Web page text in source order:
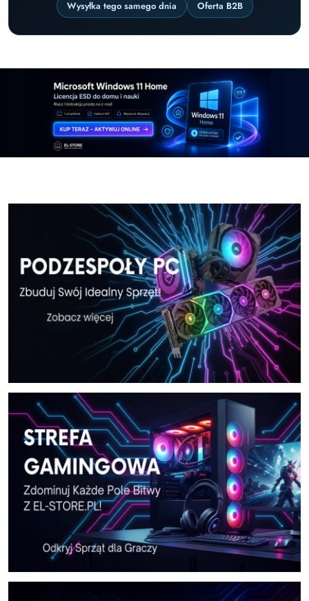
Wysyłka tego samego dnia
Oferta B2B
Pomiń karuzelę promocyjną